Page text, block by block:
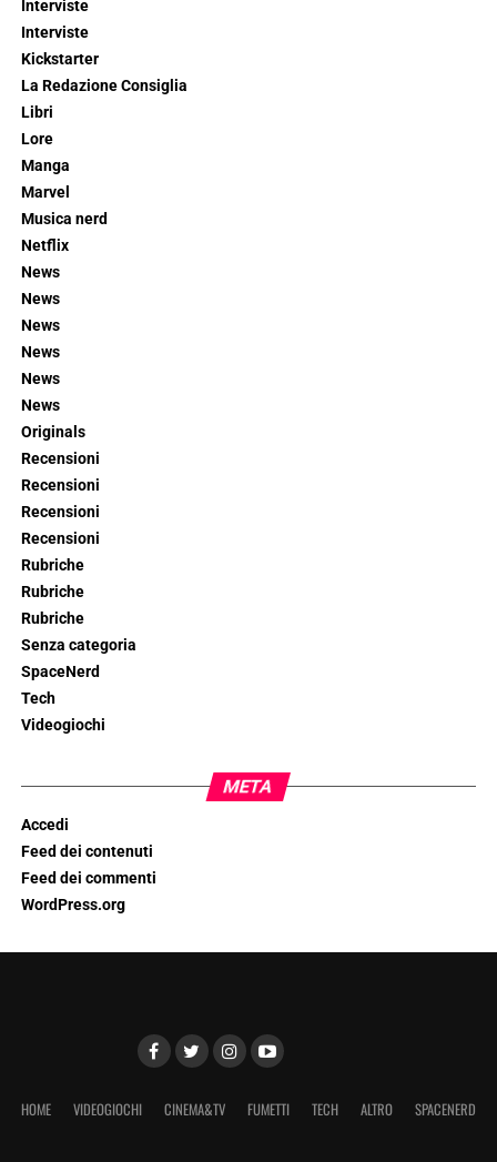
Interviste
Interviste
Kickstarter
La Redazione Consiglia
Libri
Lore
Manga
Marvel
Musica nerd
Netflix
News
News
News
News
News
News
Originals
Recensioni
Recensioni
Recensioni
Recensioni
Rubriche
Rubriche
Rubriche
Senza categoria
SpaceNerd
Tech
Videogiochi
META
Accedi
Feed dei contenuti
Feed dei commenti
WordPress.org
HOME VIDEOGIOCHI CINEMA&TV FUMETTI TECH ALTRO SPACENERD